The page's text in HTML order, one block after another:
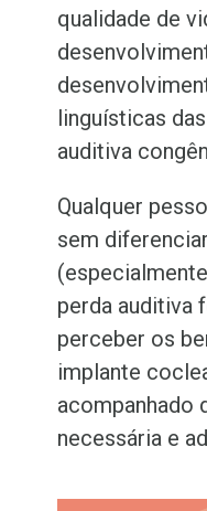
qualidade de
linguísticas
auditiva
Qualquer
sem
(
perda auditiva
perceber os
implante
acompanhado
necessária e